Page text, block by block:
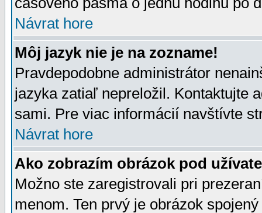
Návrat hore
Môj jazyk nie je na zozname!
Pravdepodobne administrátor
jazyka zatiaľ nepreložil. Kontaktujte
sami. Pre viac informácií navštívte
Návrat hore
Ako zobrazím obrázok pod
Možno ste zaregistrovali pri
menom. Ten prvý je obrázok